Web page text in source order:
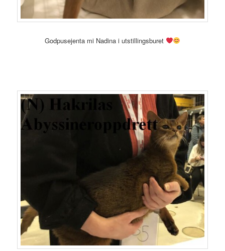
Godpusejenta mi Nadina i utstillingsburet